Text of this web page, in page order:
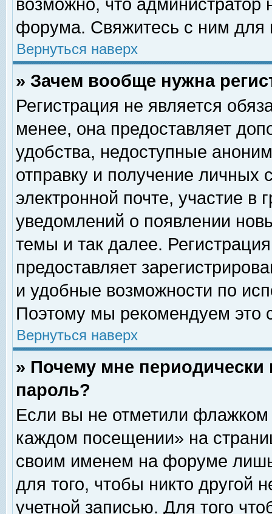
возможно, что
форума. Свяжитесь с ним для
Вернуться наверх
» Зачем вообще нужна
Регистрация не является
менее, она предоставляет
удобства, недоступные
отправку и получение личных
электронной почте, участие в
уведомлений о появлении
темы и так далее.
предоставляет
и удобные возможности по
Поэтому мы рекомендуем это
Вернуться наверх
» Почему мне
пароль?
Если вы не отметили флажком
каждом посещении» на
своим именем на форуме
для того, чтобы никто другой
учетной записью. Для того